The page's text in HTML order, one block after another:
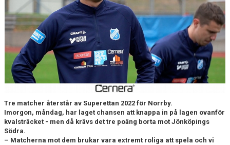
DOKUMENT
BILDARKIV
BILDER 2025
TABELL ETTAN SÖDRA 2025
Tre matcher återstår av Superettan 2022 för Norrby.
Imorgon, måndag, har laget chansen att knappa in på lagen ovanför
kvalsträcket - men då krävs det tre poäng borta mot Jönköpings
Södra.
– Matcherna mot dem brukar vara extremt roliga att spela och vi